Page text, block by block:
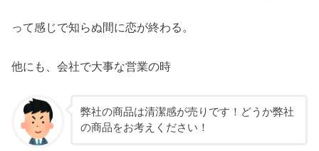
って感じで知らぬ間に恋が終わる。
他にも、会社で大事な営業の時
弊社の商品は清潔感が売りです！どうか弊社
の商品をお考えください！